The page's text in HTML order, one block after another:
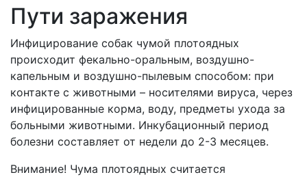
Пути заражения
Инфицирование собак чумой плотоядных
происходит фекально-оральным, воздушно-
капельным и воздушно-пылевым способом: при
контакте с животными – носителями вируса, через
инфицированные корма, воду, предметы ухода за
больными животными. Инкубационный период
болезни составляет от недели до 2-3 месяцев.
Внимание! Чума плотоядных считается